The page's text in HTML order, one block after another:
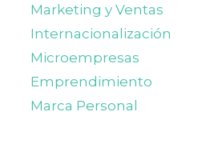
Marketing y Ventas
Internacionalización
Microempresas
Emprendimiento
Marca Personal